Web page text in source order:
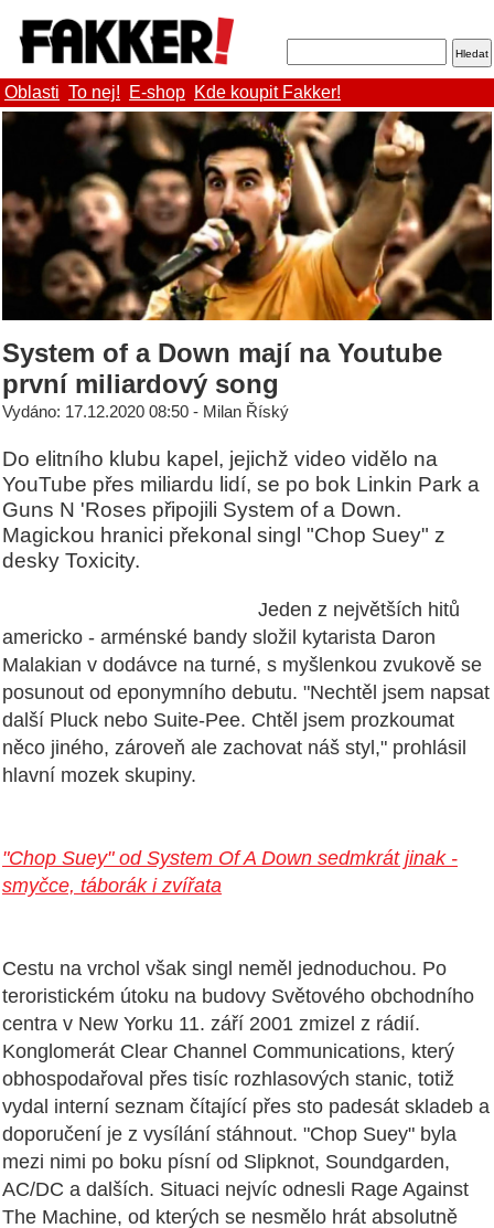
Oblasti To nej! E-shop Kde koupit Fakker!
System of a Down mají na Youtube
první miliardový song
Vydáno: 17.12.2020 08:50 - Milan Říský
Do elitního klubu kapel, jejichž video vidělo na
YouTube přes miliardu lidí, se po bok Linkin Park a
Guns N 'Roses připojili System of a Down.
Magickou hranici překonal singl "Chop Suey" z
desky Toxicity.
Jeden z největších hitů
americko - arménské bandy složil kytarista Daron
Malakian v dodávce na turné, s myšlenkou zvukově se
posunout od eponymního debutu. "Nechtěl jsem napsat
další Pluck nebo Suite-Pee. Chtěl jsem prozkoumat
něco jiného, zároveň ale zachovat náš styl," prohlásil
hlavní mozek skupiny.
"Chop Suey" od System Of A Down sedmkrát jinak -
smyčce, táborák i zvířata
Cestu na vrchol však singl neměl jednoduchou. Po
teroristickém útoku na budovy Světového obchodního
centra v New Yorku 11. září 2001 zmizel z rádií.
Konglomerát Clear Channel Communications, který
obhospodařoval přes tisíc rozhlasových stanic, totiž
vydal interní seznam čítající přes sto padesát skladeb a
doporučení je z vysílání stáhnout. "Chop Suey" byla
mezi nimi po boku písní od Slipknot, Soundgarden,
AC/DC a dalších. Situaci nejvíc odnesli Rage Against
The Machine, od kterých se nesmělo hrát absolutně